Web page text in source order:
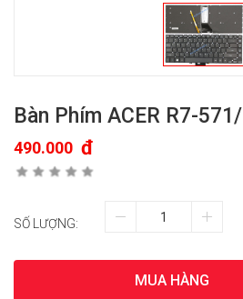
Bàn Phím ACER R7-
490.000 đ
SỐ LƯỢNG:
MUA HÀNG